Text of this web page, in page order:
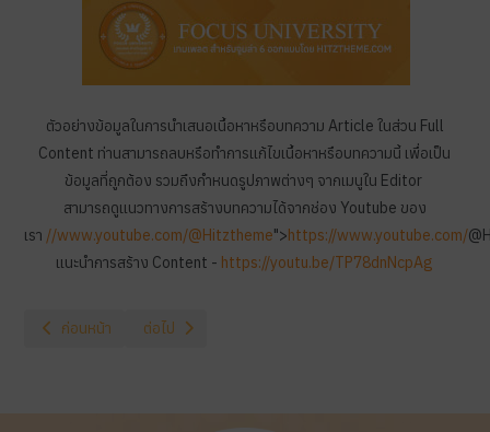
ตัวอย่างข้อมูลในการนำเสนอเนื้อหาหรือบทความ Article ในส่วน Full
Content ท่านสามารถลบหรือทำการแก้ไขเนื้อหาหรือบทความนี้ เพื่อเป็น
ข้อมูลที่ถูกต้อง รวมถึงกำหนดรูปภาพต่างๆ จากเมนูใน Editor
สามารถดูแนวทางการสร้างบทความได้จากช่อง Youtube ของ
เรา //www.youtube.com/@Hitztheme">https://www.youtube.com/
แนะนำการสร้าง Content - https://youtu.be/TP78dnNcpAg
เนื้อหาก่อนหน้า: วารสาร มหาวิทยาลัยเล่มที่ 4
ก่อนหน้า เนื้อหาถัดไป: วารสาร มหาวิทยาลัยเล่มที่ 2
ต่อไป